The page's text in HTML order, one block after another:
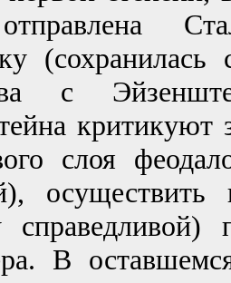
с
критикуют
слоя
осуществить
В